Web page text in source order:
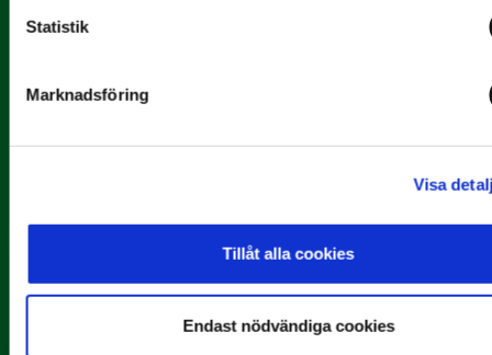
Statistik
Marknadsföring
Visa
Tillåt alla cookies
Endast nödvändiga cookies